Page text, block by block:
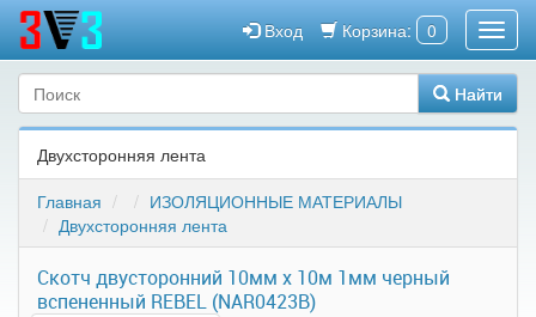
Корзина: 0
Вход
Найти
Двухсторонняя лента
Главная
ИЗОЛЯЦИОННЫЕ МАТЕРИАЛЫ
Двухсторонняя лента
Скотч двусторонний 10мм х 10м 1мм черный
вспененный REBEL (NAR0423B)